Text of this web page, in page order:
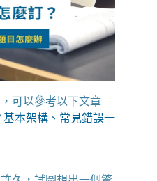
可以參考以下文章
本架構、常見錯誤一